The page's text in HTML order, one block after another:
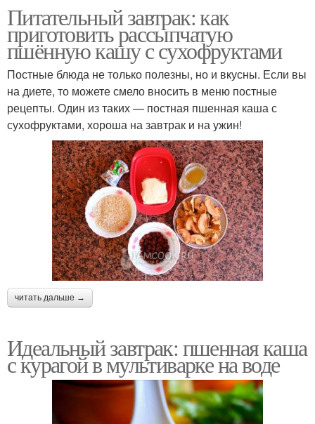
Питательный завтрак: как
приготовить рассыпчатую
пшённую кашу с сухофруктами
Постные блюда не только полезны, но и вкусны. Если вы
на диете, то можете смело вносить в меню постные
рецепты. Один из таких — постная пшенная каша с
сухофруктами, хороша на завтрак и на ужин!
читать дальше →
Идеальный завтрак: пшенная каша
с курагой в мультиварке на воде